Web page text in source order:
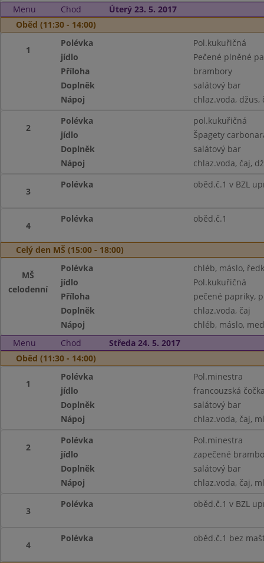
Menu
Chod
Úterý 23. 5. 2017
Oběd (11:30 - 14:00)
1
Polévka
Pol.kukuřičná
jídlo
Pečené plněné
Příloha
brambory
Doplněk
salátový bar
Nápoj
chlaz.voda, džus,
2
Polévka
pol.kukuřičná
jídlo
Špagety
Doplněk
salátový bar
Nápoj
chlaz.voda, čaj,
3
Polévka oběd.č.1 v BZL
4
Polévka oběd.č.1
Celý den MŠ (15:00 - 18:00)
MŠ
celodenní
Polévka
chléb, máslo,
jídlo
Pol.kukuřičná
Příloha
pečené papriky,
Doplněk
chlaz.voda, čaj
Nápoj
chléb, máslo,
Menu
Chod
Středa 24. 5. 2017
Oběd (11:30 - 14:00)
1
Polévka
Pol.minestra
jídlo
francouzská
Doplněk
salátový bar
Nápoj
chlaz.voda, čaj,
2
Polévka
Pol.minestra
jídlo
zapečené
Doplněk
salátový bar
Nápoj
chlaz.voda, čaj,
3
Polévka oběd.č.1 v BZL
4
Polévka oběd.č.1 bez